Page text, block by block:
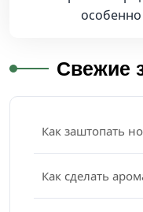
Свежие
Как заштопать
Как сделать